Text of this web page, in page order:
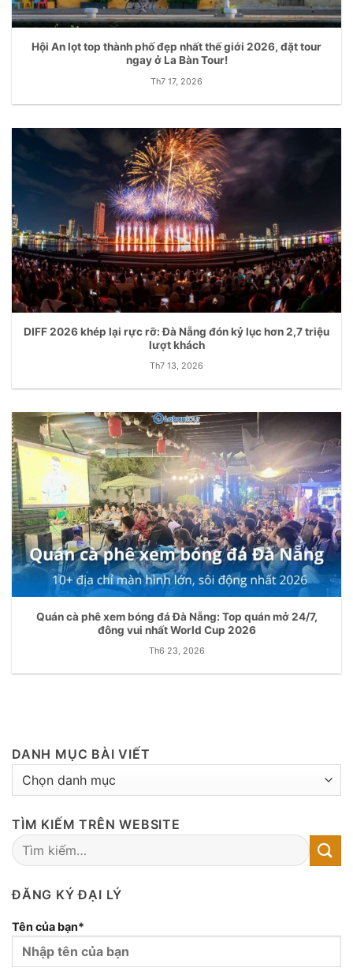
Hội An lọt top thành phố đẹp nhất thế giới 2026, đặt tour
ngay ở La Bàn Tour!
Th7 17, 2026
DIFF 2026 khép lại rực rỡ: Đà Nẵng đón kỷ lục hơn 2,7 triệu
lượt khách
Th7 13, 2026
Quán cà phê xem bóng đá Đà Nẵng: Top quán mở 24/7,
đông vui nhất World Cup 2026
Th6 23, 2026
DANH MỤC BÀI VIẾT
DANH
VIẾT
TÌM KIẾM TRÊN WEBSITE
ĐĂNG KÝ ĐẠI LÝ
Tên của bạn*